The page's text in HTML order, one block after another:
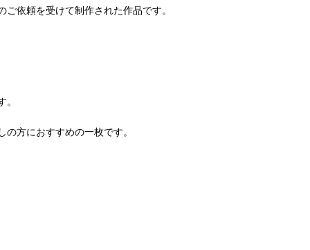
依頼を受けて制作された作品です。
方におすすめの一枚です。